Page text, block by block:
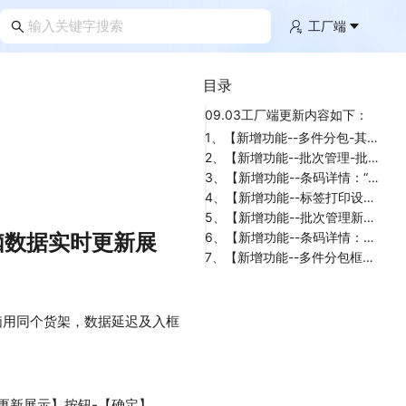
工厂端
据实时更新展
同个货架，数据延迟及入框
目录
09.03工厂端更新内容如下：
1、【新增功能--多件分包-其他配置：新增“同货架不同电脑数据实时更新展示”配置，解决多台电脑用同个货架，数据延迟及入框问题】
2、【新增功能--批次管理-批次明细：“字体”支持明细导出，方便美工做图】
3、【新增功能--条码详情：“SKC”字段信息新增Temu半托平台，显示对应的“SKC ID”，方便查找商品的生产图】
4、【新增功能--标签打印设置：新增“设置合并模板”，把标签信息打印在A4纸上，方便找货】
5、【新增功能--批次管理新增“合并打印标签”功能按钮，打印合并标签拿货单，方便找货】
6、【新增功能--条码详情：新增“买家留言”，方便美工做图查看】
7、【新增功能--多件分包框配明细中的图片允许放大，便于每天晚上检查和匹配未配齐的明细数据】